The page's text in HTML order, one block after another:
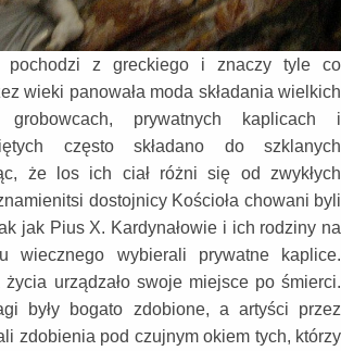
pochodzi z greckiego i znaczy tyle co
wieki panowała moda składania wielkich
prywatnych kaplicach i
często składano do szklanych
że los ich ciał różni się od zwykłych
dostojnicy Kościoła chowani byli
jak Pius X. Kardynałowie i ich rodziny na
wiecznego wybierali prywatne kaplice.
urządzało swoje miejsce po śmierci.
były bogato zdobione, a artyści przez
zdobienia pod czujnym okiem tych, którzy